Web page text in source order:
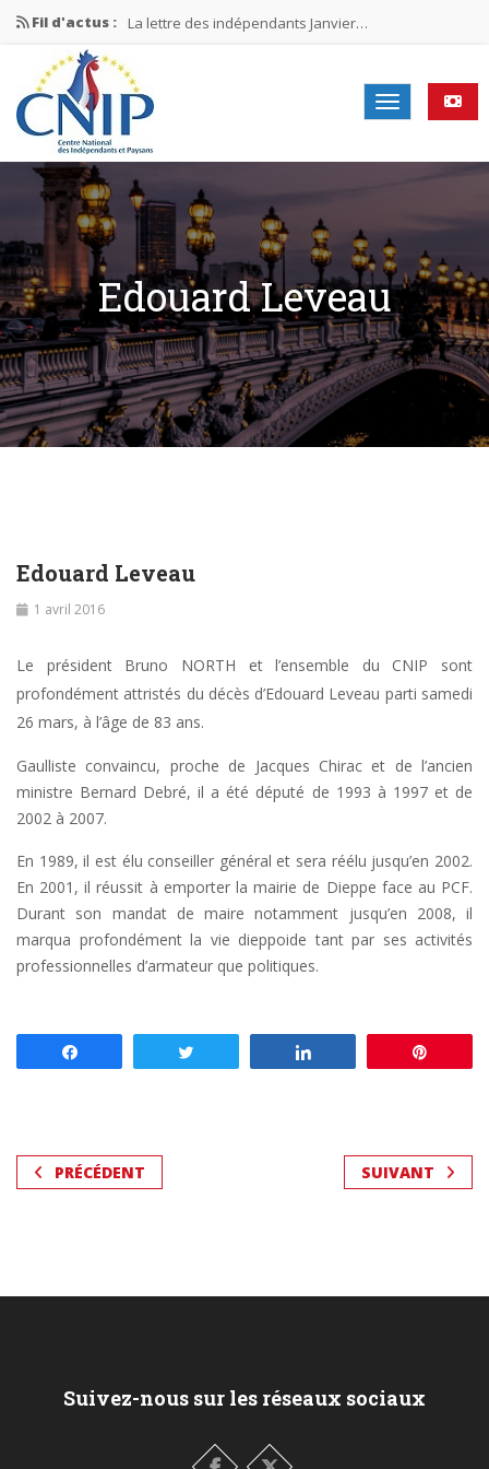
Fil d'actus : La lettre des indépendants Janvier…
La lettre des indépendants Novembre…
La lettre des indépendants Juin…
Mission nationale ÉLECTIONS MUNICIPALES 2026
La lettre des indépendants N°2-2026
Edouard Leveau
Edouard Leveau
1 avril 2016
Le président Bruno NORTH et l’ensemble du CNIP sont
profondément attristés du décès d’Edouard Leveau parti samedi
26 mars, à l’âge de 83 ans.
Gaulliste convaincu, proche de Jacques Chirac et de l’ancien
ministre Bernard Debré, il a été député de 1993 à 1997 et de
2002 à 2007.
En 1989, il est élu conseiller général et sera réélu jusqu’en 2002.
En 2001, il réussit à emporter la mairie de Dieppe face au PCF.
Durant son mandat de maire notamment jusqu’en 2008, il
marqua profondément la vie dieppoide tant par ses activités
professionnelles d’armateur que politiques.
PRÉCÉDENT SUIVANT
Suivez-nous sur les réseaux sociaux